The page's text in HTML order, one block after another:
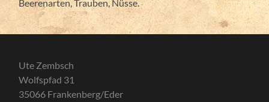
Beerenarten, Trauben, Nüsse.
Ute Zembsch
Wolfspfad 31
35066 Frankenberg/Eder